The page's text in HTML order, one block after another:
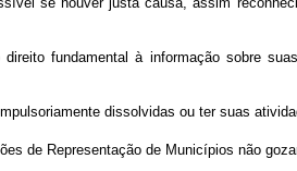
fundamental à informação sobre
dissolvidas ou ter suas
de Representação de Municípios não